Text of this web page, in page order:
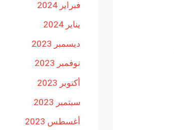
فبراير 2024
يناير 2024
ديسمبر 2023
نوفمبر 2023
أكتوبر 2023
سبتمبر 2023
أغسطس 2023